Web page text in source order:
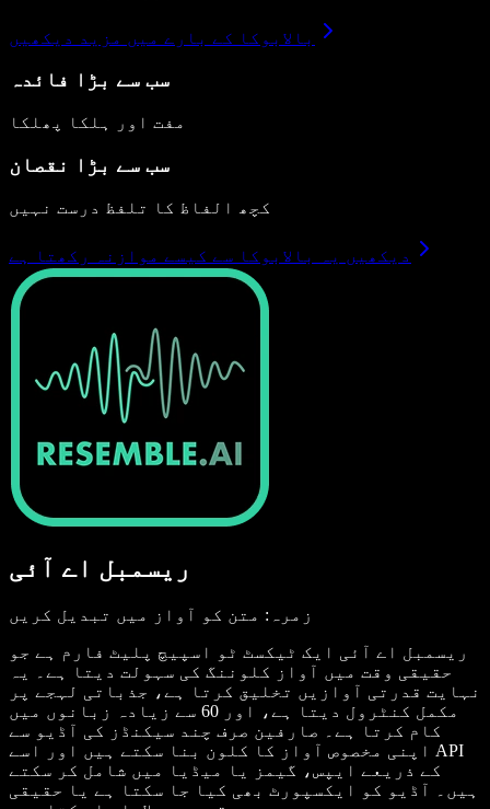
بالابوکا کے بارے میں مزید دیکھیں
سب سے بڑا فائدہ
مفت اور ہلکا پھلکا
سب سے بڑا نقصان
کچھ الفاظ کا تلفظ درست نہیں
دیکھیں یہ بالابوکا سے کیسے موازنہ رکھتا ہے
ریسمبل اے آئی
زمرہ: متن کو آواز میں تبدیل کریں
ریسمبل اے آئی ایک ٹیکسٹ ٹو اسپیچ پلیٹ فارم ہے جو
حقیقی وقت میں آواز کلوننگ کی سہولت دیتا ہے۔ یہ
نہایت قدرتی آوازیں تخلیق کرتا ہے، جذباتی لہجے پر
مکمل کنٹرول دیتا ہے، اور 60 سے زیادہ زبانوں میں
کام کرتا ہے۔ صارفین صرف چند سیکنڈز کی آڈیو سے
اپنی مخصوص آواز کا کلون بنا سکتے ہیں اور اسے API
کے ذریعے ایپس، گیمز یا میڈیا میں شامل کر سکتے
ہیں۔ آڈیو کو ایکسپورٹ بھی کیا جا سکتا ہے یا حقیقی